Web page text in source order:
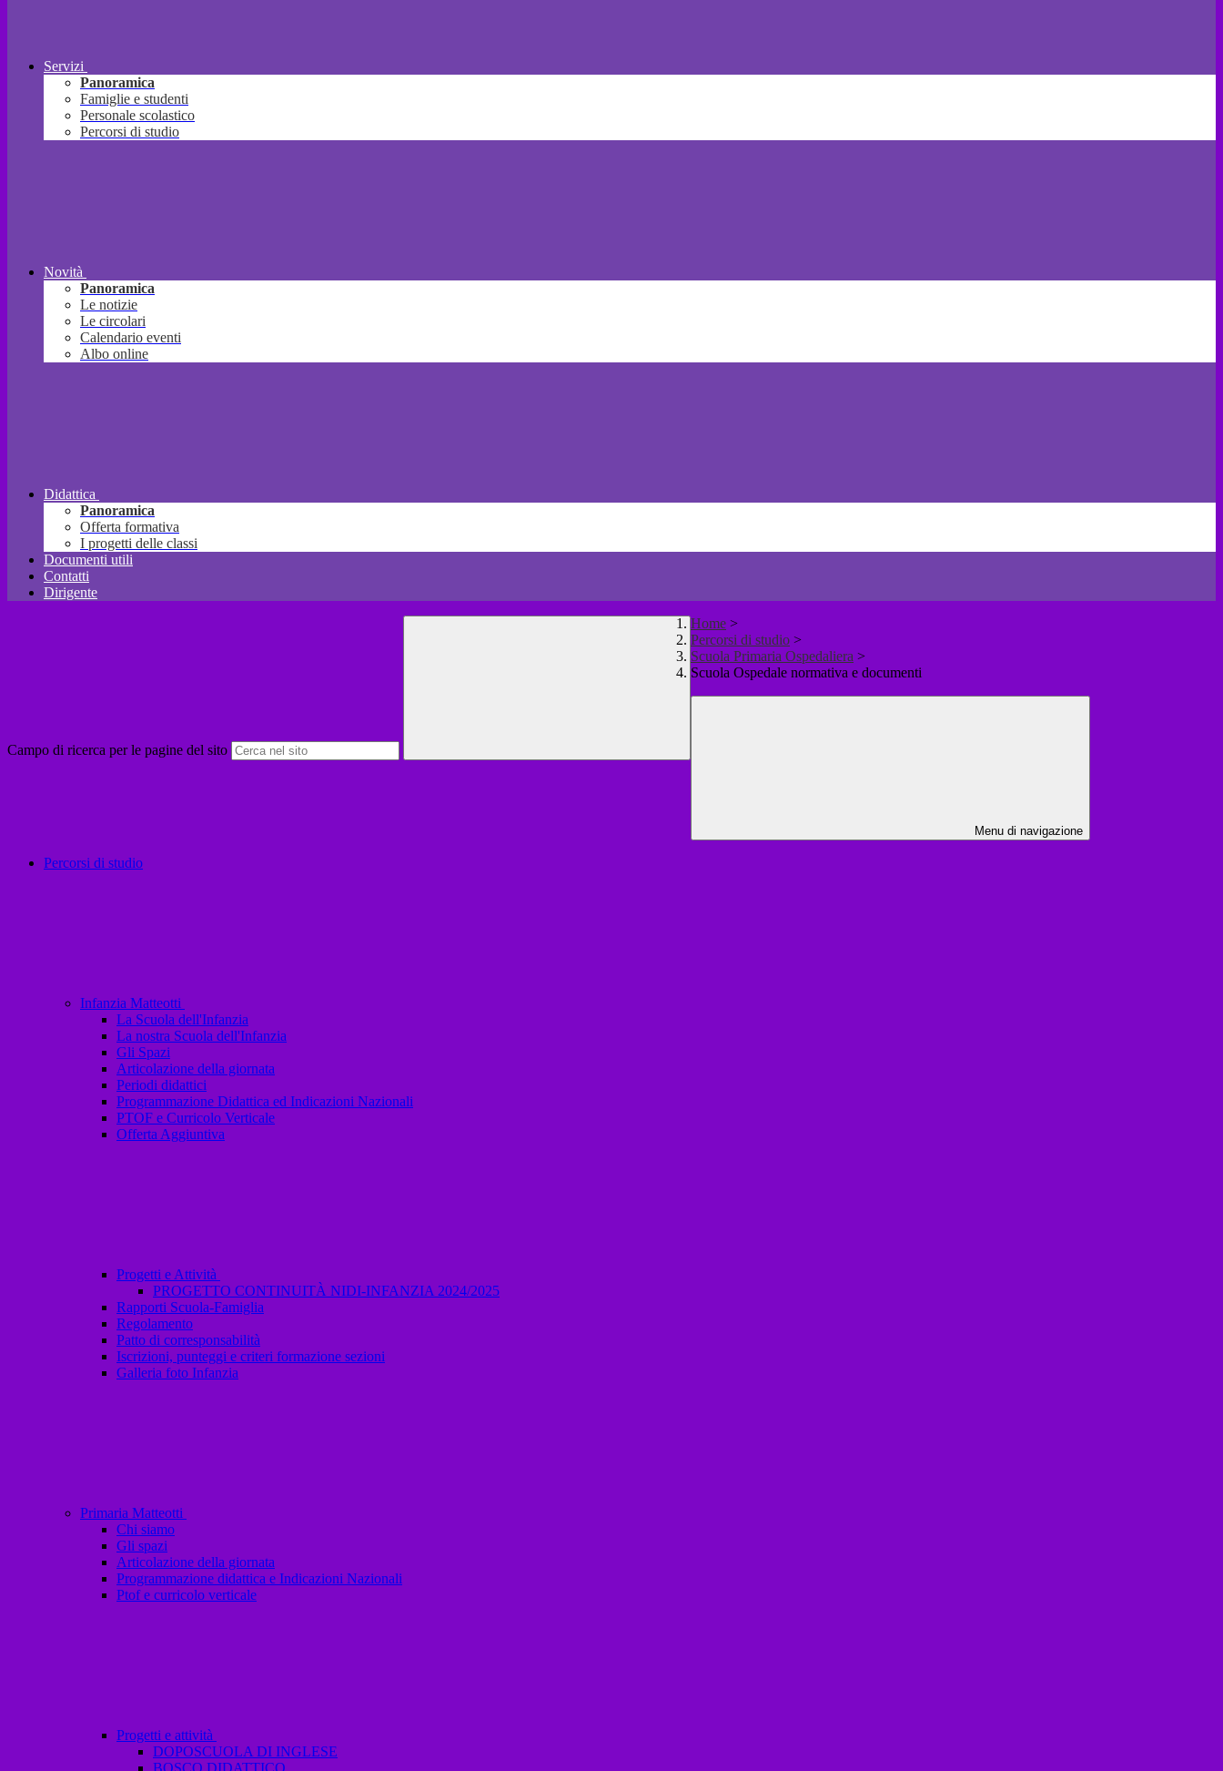
Servizi
Panoramica
Famiglie e studenti
Personale scolastico
Percorsi di studio
Novità
Panoramica
Le notizie
Le circolari
Calendario eventi
Albo online
Didattica
Panoramica
Offerta formativa
I progetti delle classi
Documenti utili
Contatti
Dirigente
Campo di ricerca per le pagine del sito
Home >
Percorsi di studio >
Scuola Primaria Ospedaliera >
Scuola Ospedale normativa e documenti
Menu di navigazione
Percorsi di studio
Infanzia Matteotti
La Scuola dell'Infanzia
La nostra Scuola dell'Infanzia
Gli Spazi
Articolazione della giornata
Periodi didattici
Programmazione Didattica ed Indicazioni Nazionali
PTOF e Curricolo Verticale
Offerta Aggiuntiva
Progetti e Attività
PROGETTO CONTINUITÀ NIDI-INFANZIA 2024/2025
Rapporti Scuola-Famiglia
Regolamento
Patto di corresponsabilità
Iscrizioni, punteggi e criteri formazione sezioni
Galleria foto Infanzia
Primaria Matteotti
Chi siamo
Gli spazi
Articolazione della giornata
Programmazione didattica e Indicazioni Nazionali
Ptof e curricolo verticale
Progetti e attività
DOPOSCUOLA DI INGLESE